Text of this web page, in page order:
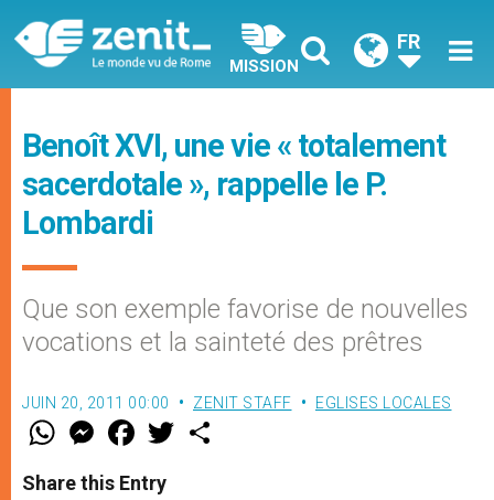
MISSION
FR
Benoît XVI, une vie « totalement
sacerdotale », rappelle le P.
Lombardi
Que son exemple favorise de nouvelles
vocations et la sainteté des prêtres
JUIN 20, 2011 00:00 ZENIT STAFF EGLISES LOCALES
W
t
s
M
e
s
e
F
a
e
b
w
Share this Entry